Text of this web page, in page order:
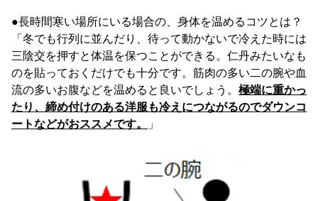
●長時間寒い場所にいる場合の、身体を温めるコツとは？
「冬でも行列に並んだり、待って動かないで冷えた時には
三陰交を押すと体温を保つことができる。仁丹みたいなも
のを貼っておくだけでも十分です。筋肉の多い二の腕や血
流の多いお腹などを温めると良いでしょう。 極端に重かっ
たり、締め付けのある洋服も冷えにつながるのでダウンコ
ートなどがおススメです。
」